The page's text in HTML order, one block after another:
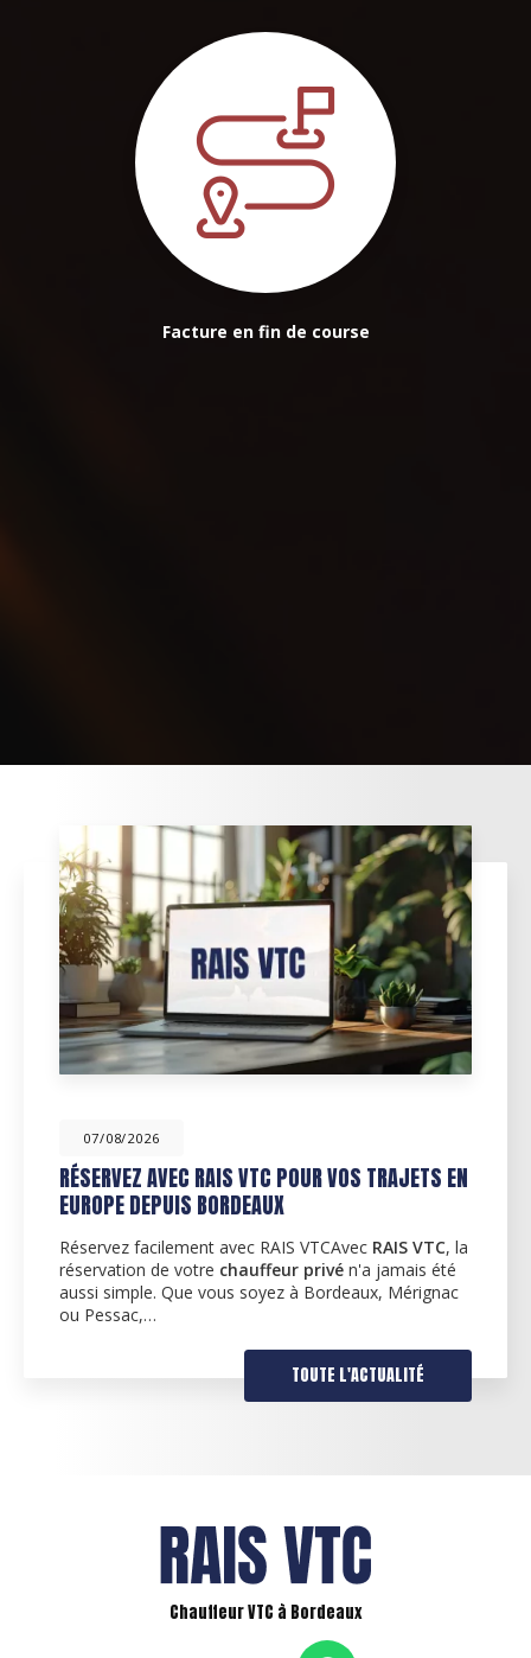
Facture en fin de course
07/08/2026
RÉSERVEZ AVEC RAIS VTC POUR VOS TRAJETS EN
EUROPE DEPUIS BORDEAUX
Réservez facilement avec RAIS VTCAvec RAIS VTC, la
réservation de votre chauffeur privén'a jamais été
aussi simple. Que vous soyez à Bordeaux, Mérignac
ou Pessac,…
TOUTE L'ACTUALITÉ
Chauffeur VTC à Bordeaux